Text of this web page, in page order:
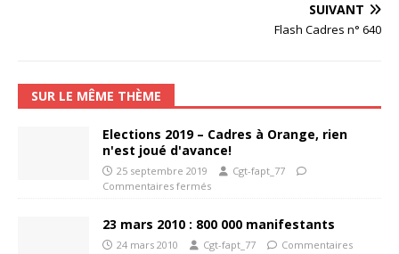
SUIVANT
Flash Cadres n° 640
SUR LE MÊME THÈME
Elections 2019 – Cadres à Orange, rien
n'est joué d'avance!
25 septembre 2019
Cgt-fapt_77
Commentaires fermés
23 mars 2010 : 800 000 manifestants
24 mars 2010 Cgt-fapt_77
Commentaires